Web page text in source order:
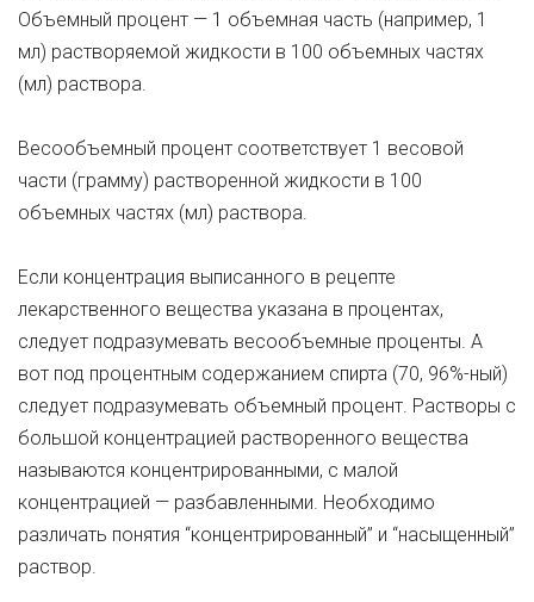
Объемный процент — 1 объемная часть (например, 1
мл) растворяемой жидкости в 100 объемных частях
(мл) раствора.
Весообъемный процент соответствует 1 весовой
части (грамму) растворенной жидкости в 100
объемных частях (мл) раствора.
Если концентрация выписанного в рецепте
лекарственного вещества указана в процентах,
следует подразумевать весообъемные проценты. А
вот под процентным содержанием спирта (70, 96%-ный)
следует подразумевать объемный процент. Растворы с
большой концентрацией растворенного вещества
называются концентрированными, с малой
концентрацией — разбавленными. Необходимо
различать понятия “концентрированный” и “насыщенный”
раствор.